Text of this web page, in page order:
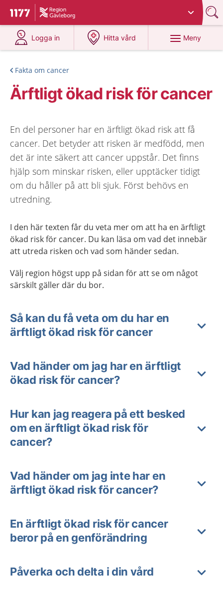
Till startsidan för 1177
Du har valt region
Logga in
på 1177.se
Hitta vård
på 1177.se
Meny
Fakta om cancer
Ärftligt ökad risk för cancer
En del personer har en ärftligt ökad risk att få
cancer. Det betyder att risken är medfödd, men
det är inte säkert att cancer uppstår. Det finns
hjälp som minskar risken, eller upptäcker tidigt
om du håller på att bli sjuk. Först behövs en
utredning.
I den här texten får du veta mer om att ha en ärftligt
ökad risk för cancer. Du kan läsa om vad det innebär
att utreda risken och vad som händer sedan.
Välj region högst upp på sidan för att se om något
särskilt gäller där du bor.
Så kan du få veta om du har en
ärftligt ökad risk för cancer
Vad händer om jag har en ärftligt
ökad risk för cancer?
Hur kan jag reagera på ett besked
om en ärftligt ökad risk för
cancer?
Vad händer om jag inte har en
ärftligt ökad risk för cancer?
En ärftligt ökad risk för cancer
beror på en genförändring
Påverka och delta i din vård